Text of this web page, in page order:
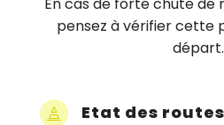
En cas de forte chute de
pensez à vérifier cette
départ.
 Etat des